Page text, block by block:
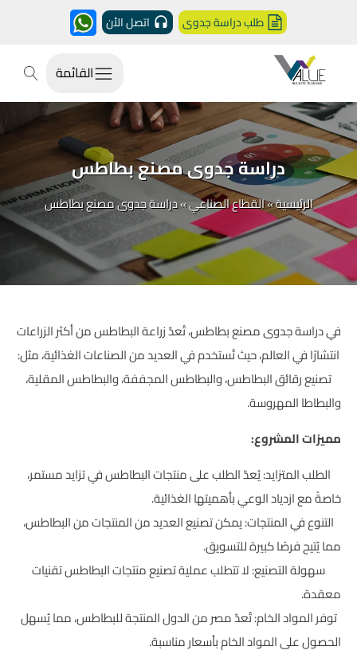
طلب دراسة جدوى اتصل الأن
القائمة
دراسة جدوى مصنع بطاطس
الرئيسية»القطاع الصناعي»دراسة جدوى مصنع بطاطس
في دراسة جدوى مصنع بطاطس، تُعدّ زراعة البطاطس من أكثر الزراعات
انتشارًا في العالم، حيث تُستخدم في العديد من الصناعات الغذائية، مثل:
تصنيع رقائق البطاطس، والبطاطس المجففة، والبطاطس المقلية،
والبطاطا المهروسة.
مميزات المشروع:
الطلب المتزايد: يُعدّ الطلب على منتجات البطاطس في تزايد مستمر،
خاصةً مع ازدياد الوعي بأهميتها الغذائية.
التنوع في المنتجات: يمكن تصنيع العديد من المنتجات من البطاطس،
مما يُتيح فرصًا كبيرة للتسويق.
سهولة التصنيع: لا تتطلب عملية تصنيع منتجات البطاطس تقنيات
معقدة.
توفر المواد الخام: تُعدّ مصر من الدول المنتجة للبطاطس، مما يُسهل
الحصول على المواد الخام بأسعار مناسبة.